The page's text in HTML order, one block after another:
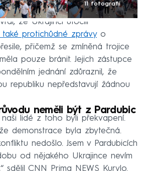
11 fotografií
že Ukrajinci útočili
také protichůdné zprávyo
přičemž se zmíněná trojice
pouze bránit. Jejich zástupce
jednání zdůraznil, že
republiku nepředstavují žádnou
neměli být z Pardubic
naši lidé z toho byli překvapení.
demonstrace byla zbytečná.
nedošlo. Jsem v Pardubicích
od nějakého Ukrajince nevím
sdělil CNN Prima NEWS Kurylo.